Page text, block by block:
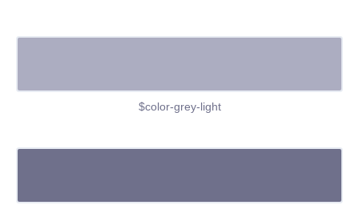
$color-grey-light